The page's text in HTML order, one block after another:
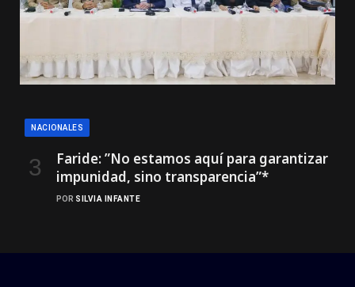
NACIONALES
Faride: ”No estamos aquí para garantizar
impunidad, sino transparencia”*
POR SILVIA INFANTE